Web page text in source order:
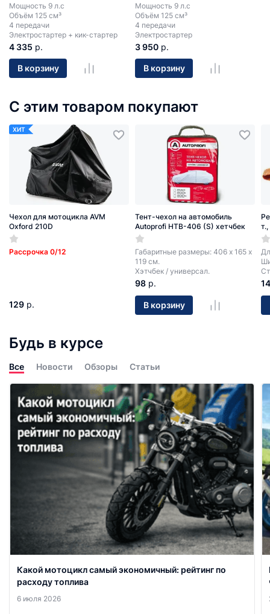
Мощность 9 л.с
Объём 125 см³
4 передачи
Электростартер + кик-стартер
4 335 р.
В корзину
Мощность 9 л.с
Объём 125 см³
4 передачи
Электростартер
3 950 р.
В корзину
С этим товаром покупают
ХИТ
Чехол для мотоцикла AVM
Oxford 210D
Рассрочка 0/12
129 р.
Тент-чехол на автомобиль
Autoprofi HTB-406 (S) хетчбек
Габаритные размеры: 406 х 165 х
119 см.
Хэтчбек / универсал.
98 р.
В корзину
14
Будь в курсе
Все Новости Обзоры Статьи
Какой мотоцикл самый экономичный: рейтинг по
расходу топлива
6 июля 2026